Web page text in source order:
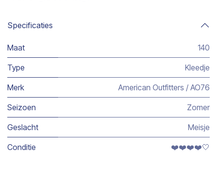
Specificaties
Maat 140
Type Kleedje
Merk American Outfitters / AO76
Seizoen Zomer
Geslacht Meisje
Conditie ❤️❤️❤️❤️🤍